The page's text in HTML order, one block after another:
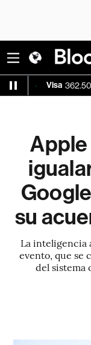
362.50 -2.15%
Apple
su
La inteligencia
evento, que se
del sistema